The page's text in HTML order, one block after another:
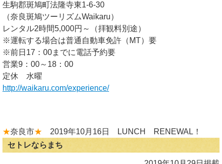
生駒郡斑鳩町法隆寺東1-6-30
（奈良斑鳩ツーリズムWaikaru）
レンタル2時間5,000円～（拝観料別途）
※運転する場合は普通自動車免許（MT）要
※前日17：00までに電話予約要
営業9：00～18：00
定休 水曜
http://waikaru.com/experience/
★奈良市★ 2019年10月16日 LUNCH RENEWAL！
セトレならまち